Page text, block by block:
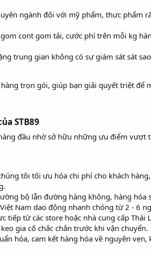
ngành đối với mỹ phẩm, thực phẩm
cont gom tải, cước phí trên mỗi kg
trung gian không có sự giám sát sát
trọn gói, giúp bạn giải quyết triệt để
STB89​
đầu nhờ sở hữu những ưu điểm
tôi tối ưu hóa chi phí cho khách
bộ lẫn đường hàng không, hàng hóa
Nam dao động nhanh chóng từ 2 - 6
từ các store hoặc nhà cung cấp Thái
gia cố chắc chắn trước khi vận chuyển.
hóa, cam kết hàng hóa về nguyên